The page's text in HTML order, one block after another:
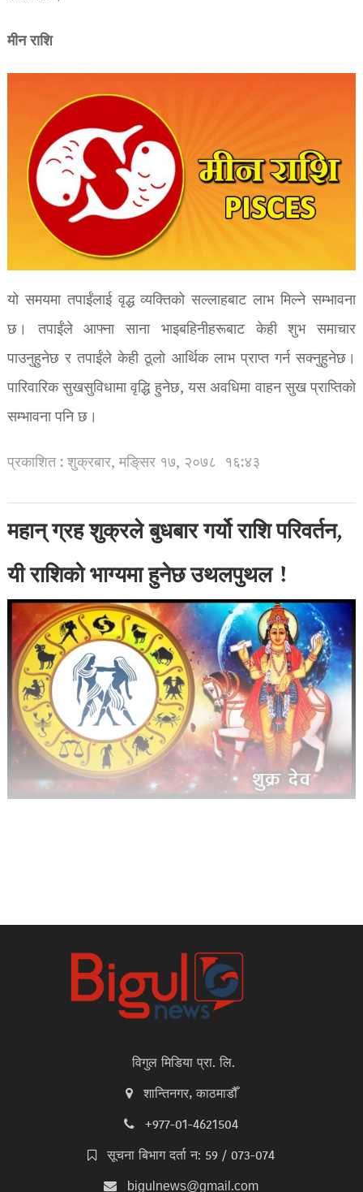
मीन राशि
यो समयमा तपाईंलाई वृद्ध व्यक्तिको सल्लाहबाट लाभ मिल्ने सम्भावना
छ। तपाईंले आफ्ना साना भाइबहिनीहरूबाट केही शुभ समाचार
पाउनुहुनेछ र तपाईंले केही ठूलो आर्थिक लाभ प्राप्त गर्न सक्नुहुनेछ।
पारिवारिक सुखसुविधामा वृद्धि हुनेछ, यस अवधिमा वाहन सुख प्राप्तिको
सम्भावना पनि छ।
प्रकाशित : शुक्रबार, मङि्सर १७, २०७८ १६:४३
महान् ग्रह शुक्रले बुधबार गर्यो राशि परिवर्तन,
यी राशिको भाग्यमा हुनेछ उथलपुथल !
विगुल मिडिया प्रा. लि.
शान्तिनगर, काठमाडौँ
+977-01-4621504
सूचना बिभाग दर्ता न: 59 / 073-074
bigulnews@gmail.com